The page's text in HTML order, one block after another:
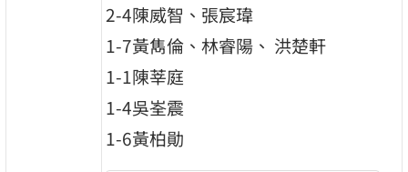
2-4陳威智、張宸瑋
1-7黃雋倫、林睿陽、 洪楚軒
1-1陳莘庭
1-4吳峑震
1-6黃柏勛